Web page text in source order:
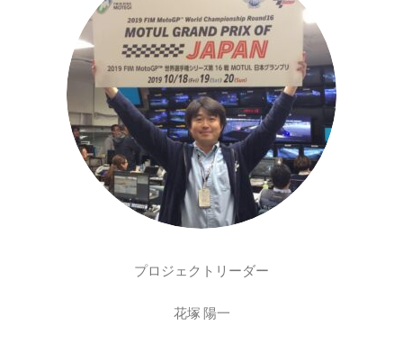
プロジェクトリーダー
花塚 陽一